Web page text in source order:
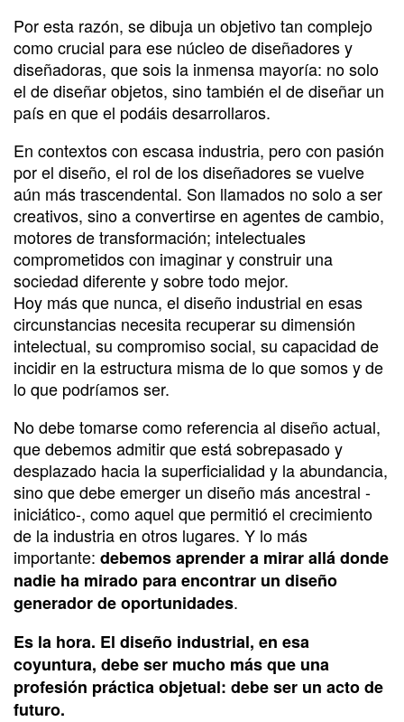
Por esta razón, se dibuja un objetivo tan complejo
como crucial para ese núcleo de diseñadores y
diseñadoras, que sois la inmensa mayoría: no solo
el de diseñar objetos, sino también el de diseñar un
país en que el podáis desarrollaros.
En contextos con escasa industria, pero con pasión
por el diseño, el rol de los diseñadores se vuelve
aún más trascendental. Son llamados no solo a ser
creativos, sino a convertirse en agentes de cambio,
motores de transformación; intelectuales
comprometidos con imaginar y construir una
sociedad diferente y sobre todo mejor.
Hoy más que nunca, el diseño industrial en esas
circunstancias necesita recuperar su dimensión
intelectual, su compromiso social, su capacidad de
incidir en la estructura misma de lo que somos y de
lo que podríamos ser.
No debe tomarse como referencia al diseño actual,
que debemos admitir que está sobrepasado y
desplazado hacia la superficialidad y la abundancia,
sino que debe emerger un diseño más ancestral -
iniciático-, como aquel que permitió el crecimiento
de la industria en otros lugares. Y lo más
importante: debemos aprender a mirar allá donde
nadie ha mirado para encontrar un diseño
generador de oportunidades.
Es la hora. El diseño industrial, en esa
coyuntura, debe ser mucho más que una
profesión práctica objetual: debe ser un acto de
futuro.